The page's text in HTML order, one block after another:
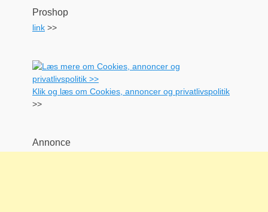
Proshop
link >>
Klik og læs om Cookies, annoncer og privatlivspolitik
>>
Annonce